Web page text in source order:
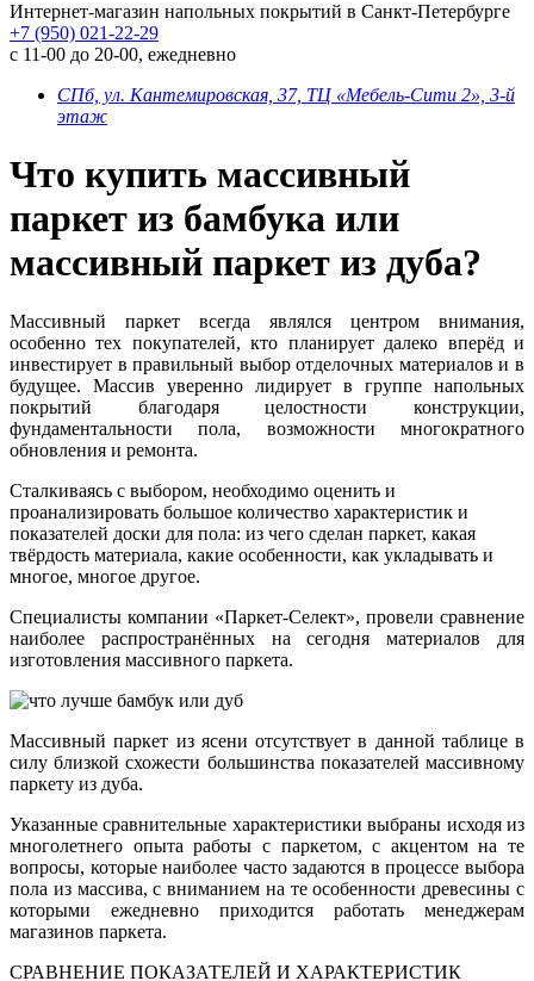
Интернет-магазин напольных покрытий в Санкт-Петербурге
+7 (950) 021-22-29
с 11-00 до 20-00, ежедневно
СПб, ул. Кантемировская, 37, ТЦ «Мебель-Сити 2», 3-й
этаж
Что купить массивный
паркет из бамбука или
массивный паркет из дуба?
Массивный паркет всегда являлся центром внимания,
особенно тех покупателей, кто планирует далеко вперёд и
инвестирует в правильный выбор отделочных материалов и в
будущее. Массив уверенно лидирует в группе напольных
покрытий благодаря целостности конструкции,
фундаментальности пола, возможности многократного
обновления и ремонта.
Сталкиваясь с выбором, необходимо оценить и
проанализировать большое количество характеристик и
показателей доски для пола: из чего сделан паркет, какая
твёрдость материала, какие особенности, как укладывать и
многое, многое другое.
Специалисты компании «Паркет-Селект», провели сравнение
наиболее распространённых на сегодня материалов для
изготовления массивного паркета.
Массивный паркет из ясени отсутствует в данной таблице в
силу близкой схожести большинства показателей массивному
паркету из дуба.
Указанные сравнительные характеристики выбраны исходя из
многолетнего опыта работы с паркетом, с акцентом на те
вопросы, которые наиболее часто задаются в процессе выбора
пола из массива, с вниманием на те особенности древесины с
которыми ежедневно приходится работать менеджерам
магазинов паркета.
СРАВНЕНИЕ ПОКАЗАТЕЛЕЙ И ХАРАКТЕРИСТИК